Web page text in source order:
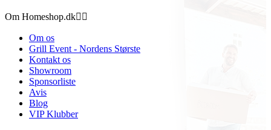
Om Homeshop.dk 
Om os
Grill Event - Nordens Største
Kontakt os
Showroom
Sponsorliste
Avis
Blog
VIP Klubber